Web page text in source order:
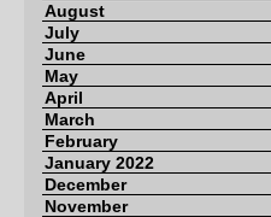
August
July
June
May
April
March
February
January 2022
December
November